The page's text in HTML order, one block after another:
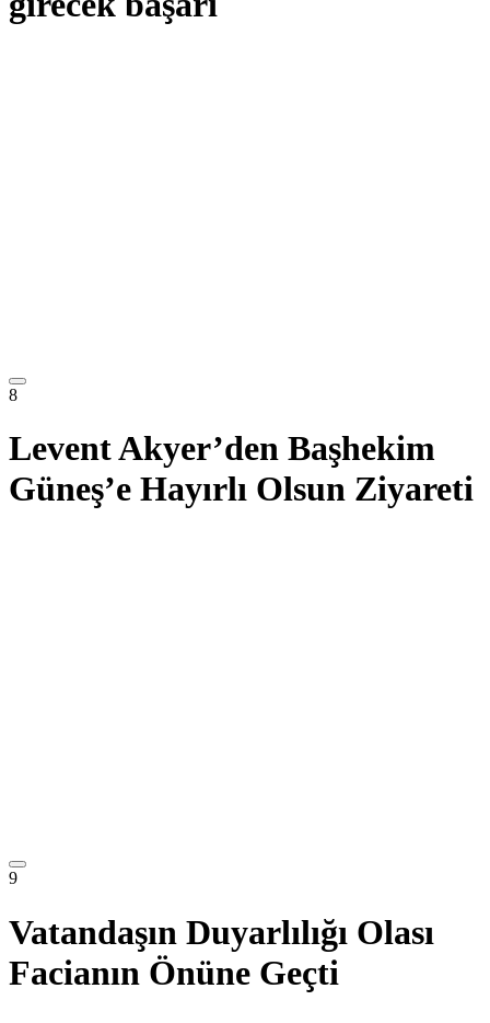
8
Levent Akyer’den Başhekim
Güneş’e Hayırlı Olsun Ziyareti
9
Vatandaşın Duyarlılığı Olası
Facianın Önüne Geçti